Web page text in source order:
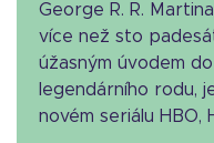
George R. R.
více než sto
úžasným úvodem
legendárního rodu,
novém seriálu HBO,